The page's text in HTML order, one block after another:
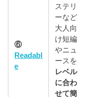
⑥
Readabl
e
ステリ
ーなど
大人向
け短編
やニュ
ースを
レベル
に合わ
せて簡